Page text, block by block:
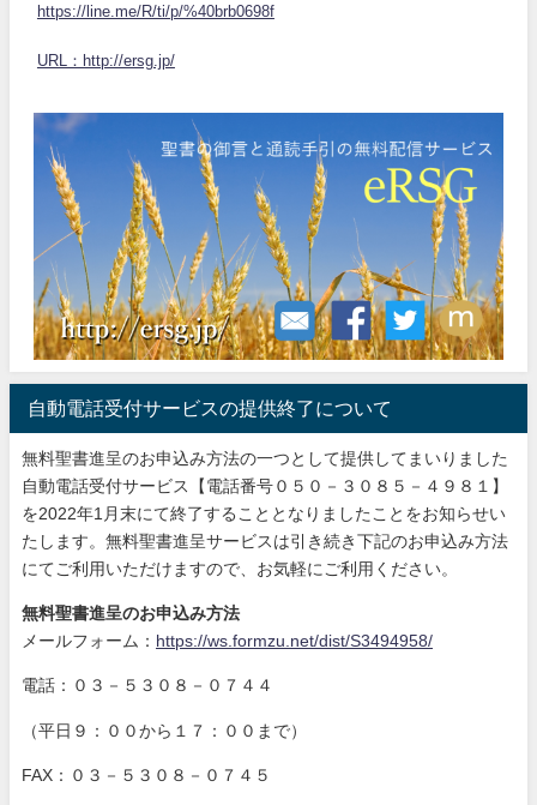
https://line.me/R/ti/p/%40brb0698f
URL：http://ersg.jp/
自動電話受付サービスの提供終了について
無料聖書進呈のお申込み方法の一つとして提供してまいりました
自動電話受付サービス【電話番号０５０－３０８５－４９８１】
を2022年1月末にて終了することとなりましたことをお知らせい
たします。無料聖書進呈サービスは引き続き下記のお申込み方法
にてご利用いただけますので、お気軽にご利用ください。
無料聖書進呈のお申込み方法
メールフォーム： https://ws.formzu.net/dist/S3494958/
電話：０３－５３０８－０７４４
（平日９：００から１７：００まで）
FAX：０３－５３０８－０７４５